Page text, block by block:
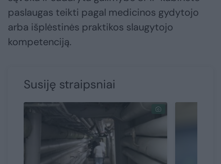
paslaugas teikti pagal medicinos gydytojo
arba išplėstinės praktikos slaugytojo
kompetenciją.
Susiję straipsniai